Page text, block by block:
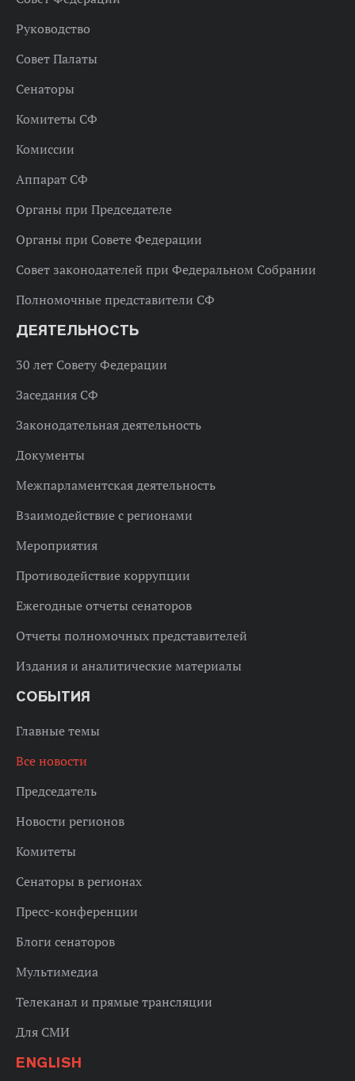
Руководство
Совет Палаты
Сенаторы
Комитеты СФ
Комиссии
Аппарат СФ
Органы при Председателе
Органы при Совете Федерации
Совет законодателей при Федеральном Собрании
Полномочные представители СФ
ДЕЯТЕЛЬНОСТЬ
30 лет Совету Федерации
Заседания СФ
Законодательная деятельность
Документы
Межпарламентская деятельность
Взаимодействие с регионами
Мероприятия
Противодействие коррупции
Ежегодные отчеты сенаторов
Отчеты полномочных представителей
Издания и аналитические материалы
СОБЫТИЯ
Главные темы
Все новости
Председатель
Новости регионов
Комитеты
Сенаторы в регионах
Пресс-конференции
Блоги сенаторов
Мультимедиа
Телеканал и прямые трансляции
Для СМИ
ENGLISH